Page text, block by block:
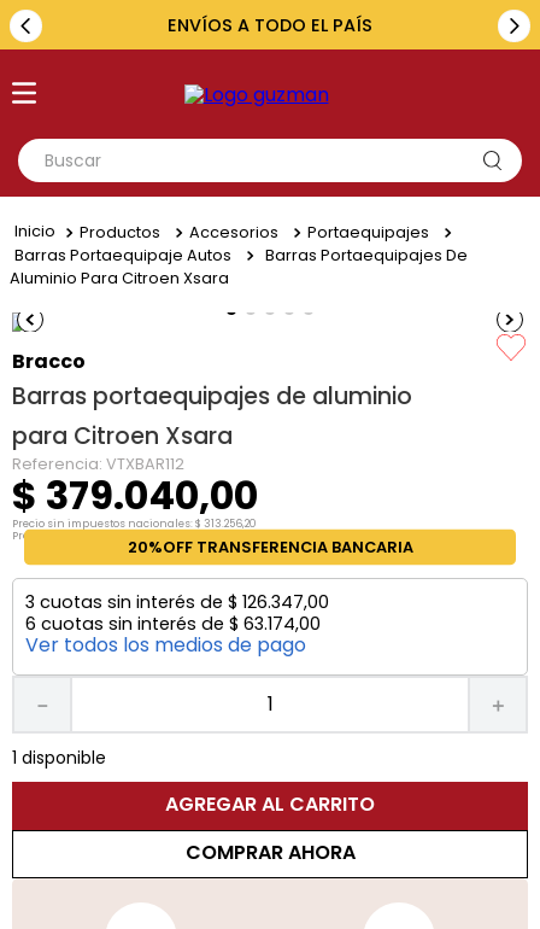
ENVÍOS A TODO EL PAÍS
Buscar
1.
toyota
3.
Productos Accesorios
Portaequipajes
Barras Portaequipaje Autos
Barras Portaequipajes De
Aluminio Para Citroen Xsara
Bracco
Barras portaequipajes de aluminio
para Citroen Xsara
Referencia: VTXBAR112
$ 379.040,00
Precio sin impuestos nacionales:$ 313.256,20
Precio por unidad:
20%OFF TRANSFERENCIA BANCARIA
3 cuotas sin interés de $ 126.347,00
6 cuotas sin interés de $ 63.174,00
Ver todos los medios de pago
＋
－
1 disponible
AGREGAR AL CARRITO
COMPRAR AHORA